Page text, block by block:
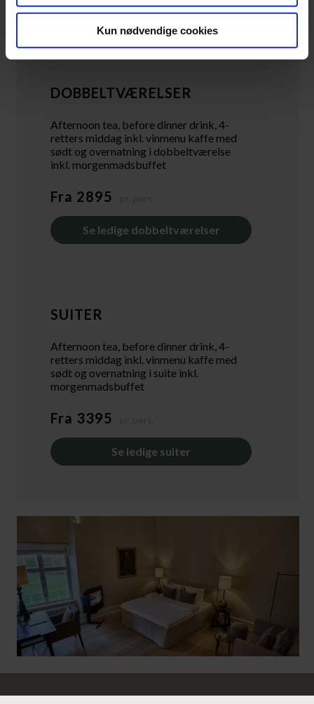
Kun nødvendige cookies
DOBBELTVÆRELSER
Afternoon tea, before dinner drink, 4-
retters middag inkl. vinmenu kaffe med
sødt og overnatning i dobbeltværelse
inkl. morgenmadsbuffet
Fra 2895
Se ledige dobbeltværelser
SUITER
Afternoon tea, before dinner drink, 4-
retters middag inkl. vinmenu kaffe med
sødt og overnatning i suite inkl.
morgenmadsbuffet
Fra 3395
Se ledige suiter